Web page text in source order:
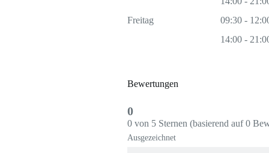
Freitag
09:30 -
14:00 -
Bewertungen
0
0 von 5 Sternen (basierend auf 0
Ausgezeichnet